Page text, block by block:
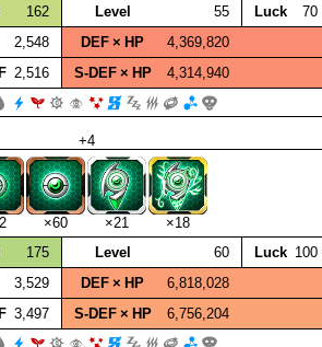
162 Level 55 Luck
70
2,548 DEF × HP
4,369,820
2,516 S‑DEF × HP 4,314,940
+4
×60 ×21
×18
175 Level 60 Luck 100
3,529 DEF × HP
6,818,028
3,497 S‑DEF × HP 6,756,204